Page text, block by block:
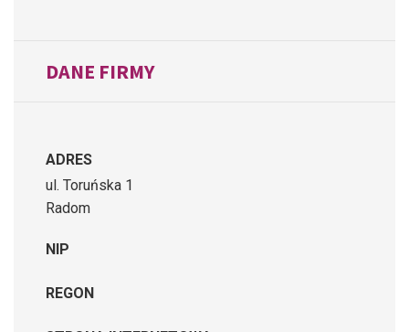
DANE FIRMY
ADRES
ul. Toruńska 1
Radom
NIP
REGON